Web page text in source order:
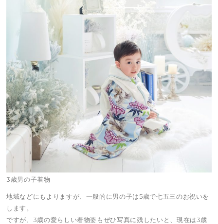
3歳男の子着物
地域などにもよりますが、一般的に男の子は5歳で七五三のお祝いを
します。
ですが、3歳の愛らしい着物姿もぜひ写真に残したいと、現在は3歳